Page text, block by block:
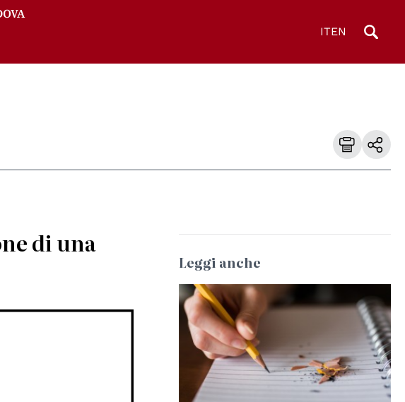
ITEN
di una
Leggi anche
© CC